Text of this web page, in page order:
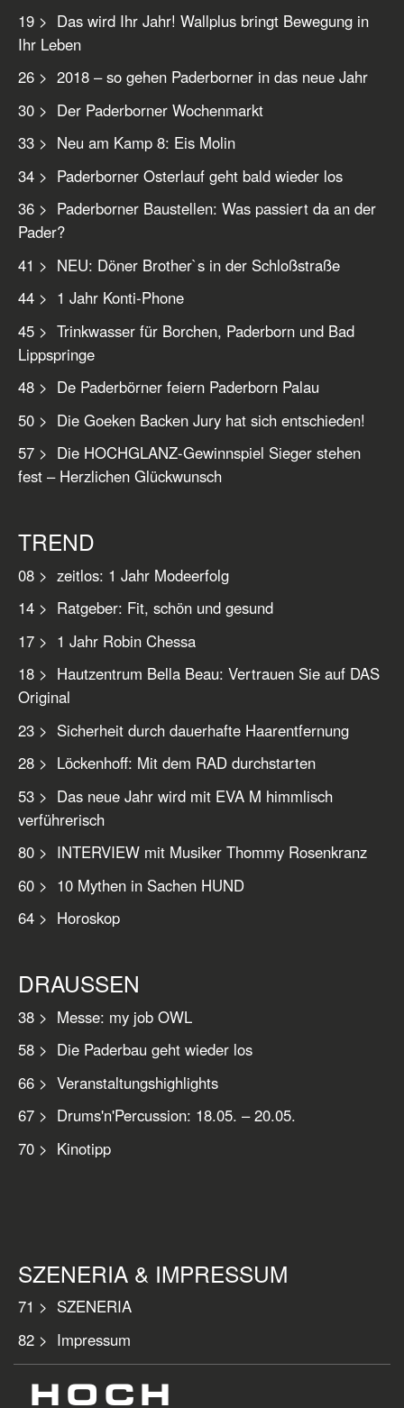
19 > Das wird Ihr Jahr! Wallplus bringt Bewegung in
Ihr Leben
26 > 2018 – so gehen Paderborner in das neue Jahr
30 > Der Paderborner Wochenmarkt
33 > Neu am Kamp 8: Eis Molin
34 > Paderborner Osterlauf geht bald wieder los
36 > Paderborner Baustellen: Was passiert da an der
Pader?
41 > NEU: Döner Brother`s in der Schloßstraße
44 > 1 Jahr Konti-Phone
45 > Trinkwasser für Borchen, Paderborn und Bad
Lippspringe
48 > De Paderbörner feiern Paderborn Palau
50 > Die Goeken Backen Jury hat sich entschieden!
57 > Die HOCHGLANZ-Gewinnspiel Sieger stehen
fest – Herzlichen Glückwunsch
TREND
08 > zeitlos: 1 Jahr Modeerfolg
14 > Ratgeber: Fit, schön und gesund
17 > 1 Jahr Robin Chessa
18 > Hautzentrum Bella Beau: Vertrauen Sie auf DAS
Original
23 > Sicherheit durch dauerhafte Haarentfernung
28 > Löckenhoff: Mit dem RAD durchstarten
53 > Das neue Jahr wird mit EVA M himmlisch
verführerisch
80 > INTERVIEW mit Musiker Thommy Rosenkranz
60 > 10 Mythen in Sachen HUND
64 > Horoskop
DRAUSSEN
38 > Messe: my job OWL
58 > Die Paderbau geht wieder los
66 > Veranstaltungshighlights
67 > Drums'n'Percussion: 18.05. – 20.05.
70 > Kinotipp
SZENERIA & IMPRESSUM
71 > SZENERIA
82 > Impressum